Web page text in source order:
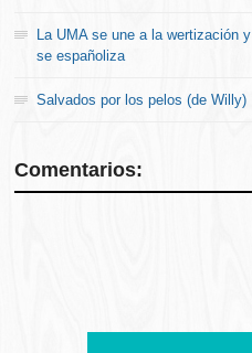
La UMA se une a la wertización y
se españoliza
Salvados por los pelos (de Willy)
Comentarios: